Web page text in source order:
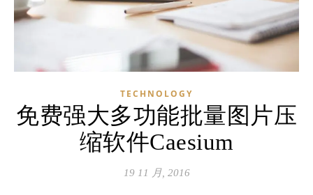
TECHNOLOGY
免费强大多功能批量图片压
缩软件Caesium
19 11 月, 2016